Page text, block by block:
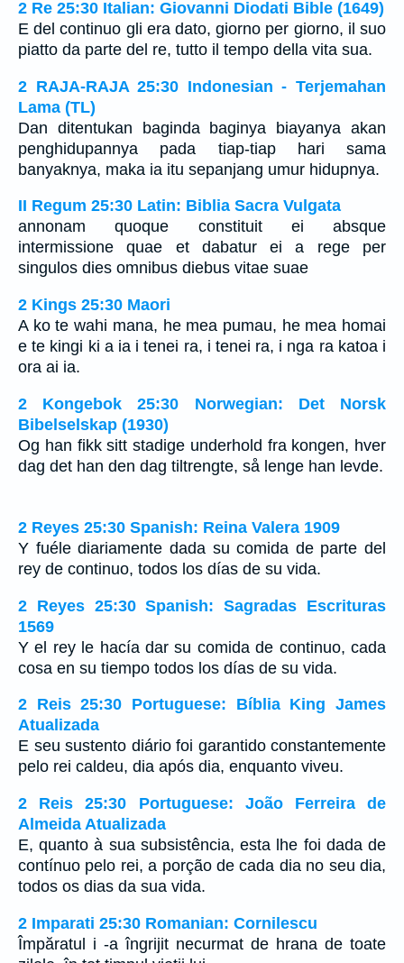
2 Re 25:30 Italian: Giovanni Diodati Bible (1649)
E del continuo gli era dato, giorno per giorno, il suo
piatto da parte del re, tutto il tempo della vita sua.
2 RAJA-RAJA 25:30 Indonesian - Terjemahan
Lama (TL)
Dan ditentukan baginda baginya biayanya akan
penghidupannya pada tiap-tiap hari sama
banyaknya, maka ia itu sepanjang umur hidupnya.
II Regum 25:30 Latin: Biblia Sacra Vulgata
annonam quoque constituit ei absque
intermissione quae et dabatur ei a rege per
singulos dies omnibus diebus vitae suae
2 Kings 25:30 Maori
A ko te wahi mana, he mea pumau, he mea homai
e te kingi ki a ia i tenei ra, i tenei ra, i nga ra katoa i
ora ai ia.
2 Kongebok 25:30 Norwegian: Det Norsk
Bibelselskap (1930)
Og han fikk sitt stadige underhold fra kongen, hver
dag det han den dag tiltrengte, så lenge han levde.
2 Reyes 25:30 Spanish: Reina Valera 1909
Y fuéle diariamente dada su comida de parte del
rey de continuo, todos los días de su vida.
2 Reyes 25:30 Spanish: Sagradas Escrituras
1569
Y el rey le hacía dar su comida de continuo, cada
cosa en su tiempo todos los días de su vida.
2 Reis 25:30 Portuguese: Bíblia King James
Atualizada
E seu sustento diário foi garantido constantemente
pelo rei caldeu, dia após dia, enquanto viveu.
2 Reis 25:30 Portuguese: João Ferreira de
Almeida Atualizada
E, quanto à sua subsistência, esta lhe foi dada de
contínuo pelo rei, a porção de cada dia no seu dia,
todos os dias da sua vida.
2 Imparati 25:30 Romanian: Cornilescu
Împăratul i -a îngrijit necurmat de hrana de toate